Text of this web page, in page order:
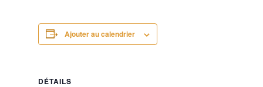
Ajouter au calendrier
DÉTAILS